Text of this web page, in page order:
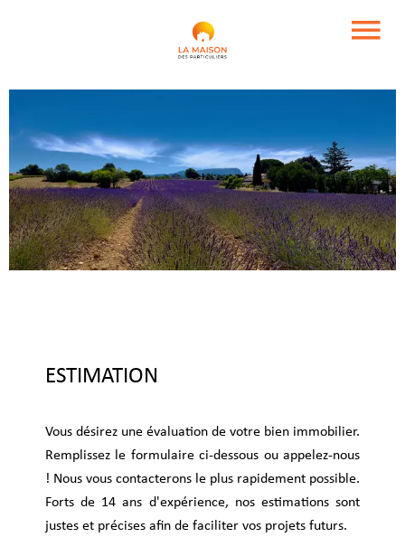
ESTIMATION
Vous désirez une évaluation de votre bien immobilier.
Remplissez le formulaire ci-dessous ou appelez-nous
! Nous vous contacterons le plus rapidement possible.
Forts de 14 ans d'expérience, nos estimations sont
justes et précises afin de faciliter vos projets futurs.